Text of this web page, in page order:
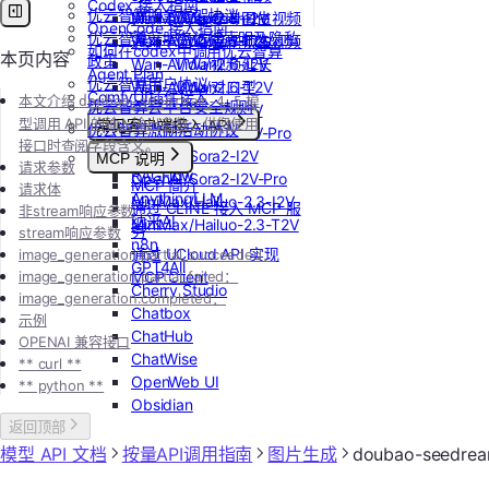
Vidu/参考图生视频
Vidu/首尾帧生视频
Vidu/视频延长
Vidu/对口型
Wan-AI/Wan2.5-I2V
Wan-AI/Wan2.5-T2V
Wan-AI/Wan2.6-I2V
Wan-AI/Wan2.6-T2V
OpenAI/Sora2-T2V
OpenAI/Sora2-T2V-Pro
OpenAI/Sora2-I2V
OpenAI/Sora2-I2V-Pro
MiniMax/Hailuo-2.3-I2V
MiniMax/Hailuo-2.3-T2V
MiniMax/speech-hd
通义千问 Qwen-TTS
Codex 接入指南
OpenCode 接入指南
如何在codex中调用优云智算
Agent Plan
ComfyUI插件接入
常见客户端接入 API
Dify
RAGFlow
AnythingLLM
纳米AI
n8n
GPT4All
Cherry Studio
Chatbox
ChatHub
ChatWise
OpenWeb UI
Obsidian
MCP 说明
MCP 简介
通过 CLINE 接入 MCP 服
务
通过 UCloud API 实现
MCP Client
优云智算服务框架协议
优云智算云服务法律声明及隐私
政策
优云智算用户协议
优云智算云平台安全规则
优云智算激励活动协议
本页内容
本文介绍doubao-seedream-4.5模
型调用 API 的输入输出参数，供您使用
接口时查阅字段含义。
请求参数
请求体
非stream响应参数
stream响应参数
image_generation.partial_succeeded：
image_generation.partial_failed：
image_generation.completed：
示例
OPENAI 兼容接口
** curl **
** python **
返回顶部
模型 API 文档 按量API调用指南 图片生成 doubao-